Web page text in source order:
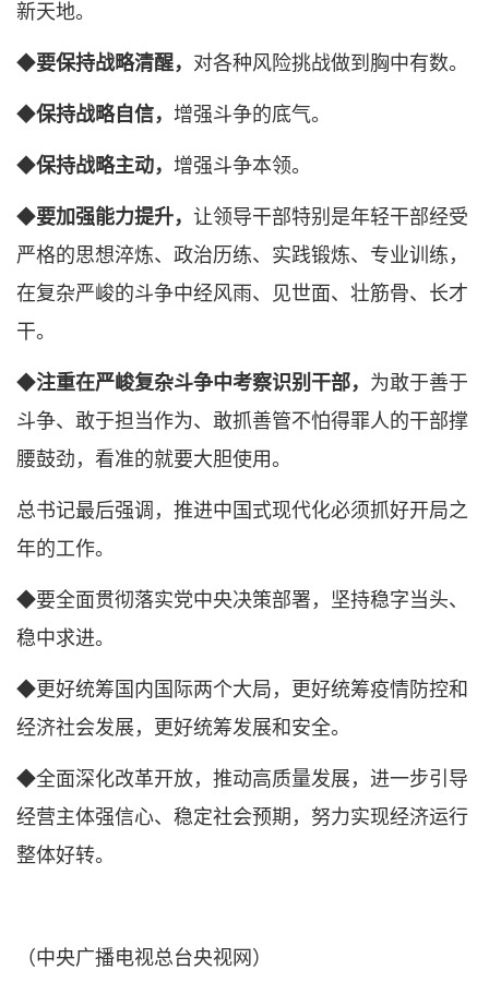
新天地。
◆要保持战略清醒， 对各种风险挑战做到胸中有数。
◆保持战略自信， 增强斗争的底气。
◆保持战略主动， 增强斗争本领。
◆要加强能力提升， 让领导干部特别是年轻干部经受
严格的思想淬炼、政治历练、实践锻炼、专业训练，
在复杂严峻的斗争中经风雨、见世面、壮筋骨、长才
干。
◆注重在严峻复杂斗争中考察识别干部， 为敢于善于
斗争、敢于担当作为、敢抓善管不怕得罪人的干部撑
腰鼓劲，看准的就要大胆使用。
总书记最后强调，推进中国式现代化必须抓好开局之
年的工作。
◆要全面贯彻落实党中央决策部署，坚持稳字当头、
稳中求进。
◆更好统筹国内国际两个大局，更好统筹疫情防控和
经济社会发展，更好统筹发展和安全。
◆全面深化改革开放，推动高质量发展，进一步引导
经营主体强信心、稳定社会预期，努力实现经济运行
整体好转。
（中央广播电视总台央视网）